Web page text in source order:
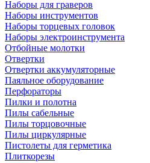
Наборы для граверов
Наборы инструментов
Наборы торцевых головок
Наборы электроинструмента
Отбойные молотки
Отвертки
Отвертки аккумуляторные
Паяльное оборудование
Перфораторы
Пилки и полотна
Пилы сабельные
Пилы торцовочные
Пилы циркулярные
Пистолеты для герметика
Плиткорезы